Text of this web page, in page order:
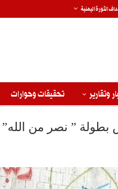
الثورة اليمنية
وتقارير تحقيقات وحوارات
بطولة ” نصر من الله”